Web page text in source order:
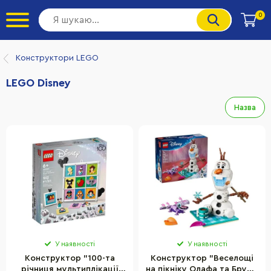
0
Конструктори LEGO
LEGO Disney
Назва
У наявності
Конструктор "100-та
річниця мультиплікації
У наявності
Конструктор "Веселощі
на пікніку Олафа та Бруні"